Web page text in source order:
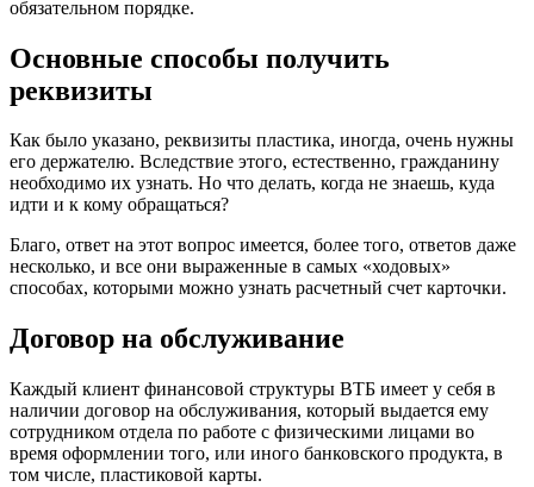
обязательном порядке.
Основные способы получить
реквизиты
Как было указано, реквизиты пластика, иногда, очень нужны
его держателю. Вследствие этого, естественно, гражданину
необходимо их узнать. Но что делать, когда не знаешь, куда
идти и к кому обращаться?
Благо, ответ на этот вопрос имеется, более того, ответов даже
несколько, и все они выраженные в самых «ходовых»
способах, которыми можно узнать расчетный счет карточки.
Договор на обслуживание
Каждый клиент финансовой структуры ВТБ имеет у себя в
наличии договор на обслуживания, который выдается ему
сотрудником отдела по работе с физическими лицами во
время оформлении того, или иного банковского продукта, в
том числе, пластиковой карты.